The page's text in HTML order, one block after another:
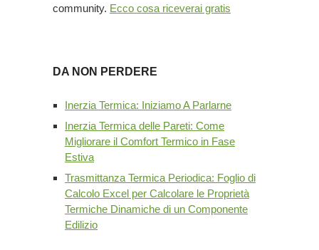
community. Ecco cosa riceverai gratis
DA NON PERDERE
Inerzia Termica: Iniziamo A Parlarne
Inerzia Termica delle Pareti: Come
Migliorare il Comfort Termico in Fase
Estiva
Trasmittanza Termica Periodica: Foglio di
Calcolo Excel per Calcolare le Proprietà
Termiche Dinamiche di un Componente
Edilizio